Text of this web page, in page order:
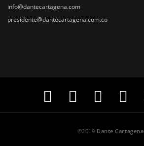
a
l
info@dantecartagena.com
presidente@dantecartagena.com.co
©2019 Dante Cartagena